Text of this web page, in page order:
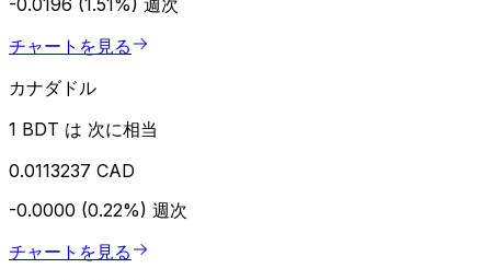
チャートを見る
カナダドル
1 BDT は 次に相当
0.0113237 CAD
-0.0000 (0.22%) 週次
チャートを見る